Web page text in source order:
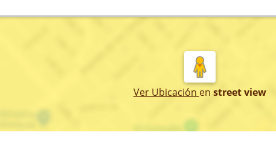
Ver Ubicación en street view